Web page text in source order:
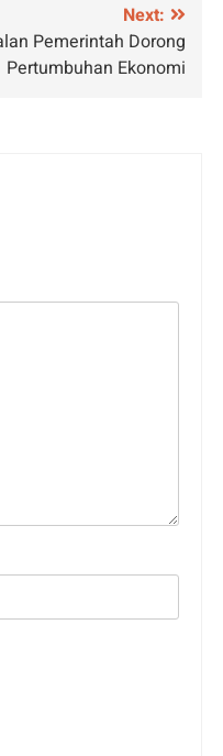
Next:
Pemerintah Dorong
Pertumbuhan Ekonomi